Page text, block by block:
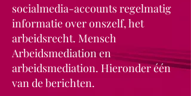
socialmedia-accounts regelmatig
informatie over onszelf, het
arbeidsrecht. Mensch
Arbeidsmediation en
arbeidsmediation. Hieronder één
van de berichten.